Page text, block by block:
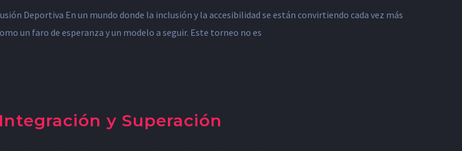
Deportiva En un mundo donde la inclusión y la accesibilidad se están convirtiendo cada vez más
un faro de esperanza y un modelo a seguir. Este torneo no es
y Superación